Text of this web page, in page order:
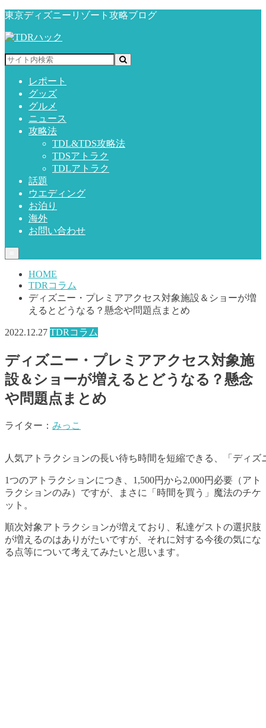
東京ディズニーリゾート攻略ブログ
レポート
グッズ
グルメ
ニュース
攻略法
TDL&TDS攻略法
TDSアトラク
TDLアトラク
話題
ウエディング
お泊り
海外
お問い合わせ
HOME
TDRコラム
ディズニー・プレミアアクセス対象施設＆ショーが増
えるとどうなる？懸念や問題点まとめ
2022.12.27 TDRコラム
ディズニー・プレミアアクセス対象施
設＆ショーが増えるとどうなる？懸念
や問題点まとめ
ライター： みっこ
人気アトラクションの長い待ち時間を短縮できる、「ディ
1つのアトラクションにつき、1,500円から2,000円必要（アト
ラクションのみ）ですが、まさに「時間を買う」魔法のチケ
ット。
順次対象アトラクションが増えており、私達ゲストの選択肢
が増えるのはありがたいですが、それに対する今後の気にな
る点等について考えてみたいと思います。